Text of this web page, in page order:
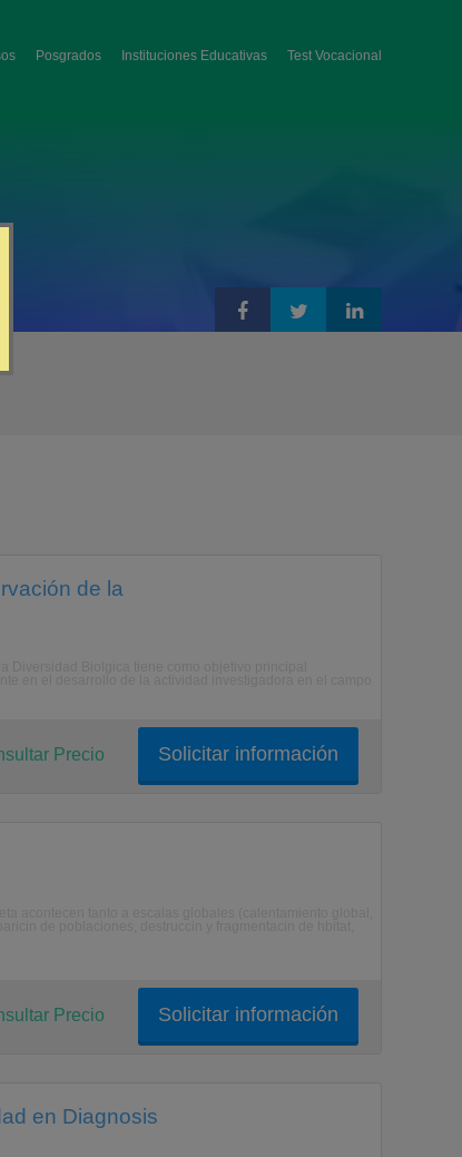
Posgrados Instituciones Educativas Test Vocacional
de la
Solicitar información
Precio
Solicitar información
Precio
en Diagnosis